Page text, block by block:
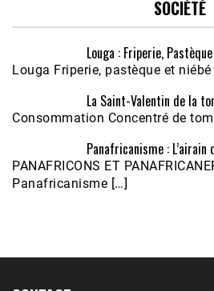
Écoutez le parcours de
Nobana (Podologue)
Feb 24, 2021 • 28mn
SOCIÉTÉ
Louga : Friperie,
Louga Friperie, pastèque et niébé
La Saint-Valentin de la
Consommation Concentré de
Panafricanisme : L’airain
PANAFRICONS ET
Panafricanisme […]